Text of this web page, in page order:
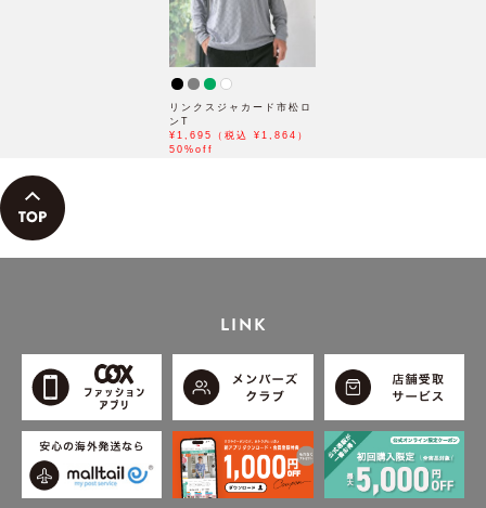
リンクスジャカード市松ロ
ンT
¥1,695（税込 ¥1,864）
50%off
LINK